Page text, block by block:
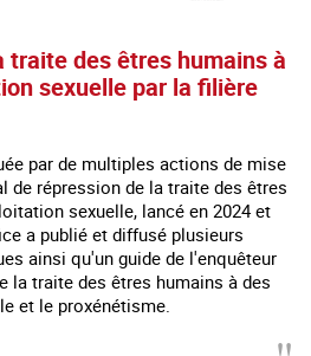
traite des êtres humains à
sexuelle par la filière
par de multiples actions de mise
de répression de la traite des êtres
sexuelle, lancé en 2024 et
a publié et diffusé plusieurs
ainsi qu'un guide de l'enquêteur
la traite des êtres humains à des
et le proxénétisme.